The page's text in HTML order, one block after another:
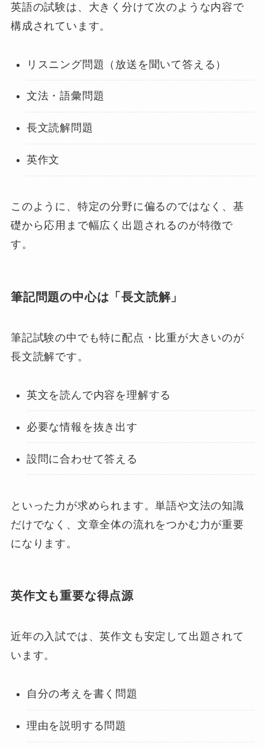
英語の試験は、大きく分けて次のような内容で
構成されています。
リスニング問題（放送を聞いて答える）
文法・語彙問題
長文読解問題
英作文
このように、特定の分野に偏るのではなく、基
礎から応用まで幅広く出題されるのが特徴で
す。
筆記問題の中心は「長文読解」
筆記試験の中でも特に配点・比重が大きいのが
長文読解です。
英文を読んで内容を理解する
必要な情報を抜き出す
設問に合わせて答える
といった力が求められます。単語や文法の知識
だけでなく、文章全体の流れをつかむ力が重要
になります。
英作文も重要な得点源
近年の入試では、英作文も安定して出題されて
います。
自分の考えを書く問題
理由を説明する問題